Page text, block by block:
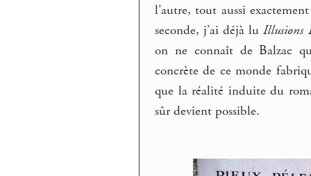
l’autre, tout aussi
seconde, j’ai déjà luIllusions
on ne connaît de Balzac
concrète de ce monde
que la réalité induite du
sûr devient possible.